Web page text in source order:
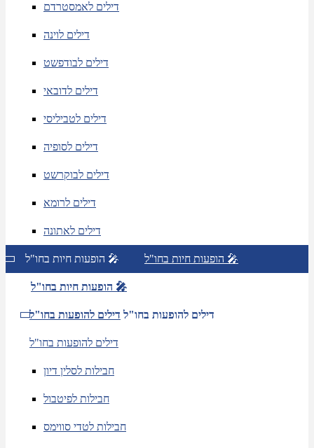
דילים לאמסטרדם
דילים לוינה
דילים לבודפשט
דילים לדובאי
דילים לטביליסי
דילים לסופיה
דילים לבוקרשט
דילים לרומא
דילים לאתונה
הופעות חיות בחו"ל 🎤 הופעות חיות בחו"ל 🎤
הופעות חיות בחו"ל 🎤
דילים להופעות בחו"ל דילים להופעות בחו"ל
דילים להופעות בחו"ל
חבילות לסלין דיון
חבילות לפיטבול
חבילות לטדי סווימס